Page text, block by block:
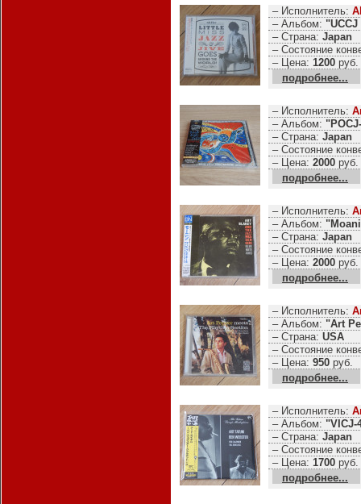
– Исполнитель:
– Альбом:
– Страна: Japan
– Состояние
– Цена: 1200 руб.
подробнее...
– Исполнитель:
– Альбом:
– Страна: Japan
– Состояние
– Цена: 2000 руб.
подробнее...
– Исполнитель:
– Альбом:
– Страна: Japan
– Состояние
– Цена: 2000 руб.
подробнее...
– Исполнитель:
– Альбом: "Art
– Страна: USA
– Состояние
– Цена: 950 руб.
подробнее...
– Исполнитель:
– Альбом: "VICJ-
– Страна: Japan
– Состояние
– Цена: 1700 руб.
подробнее...